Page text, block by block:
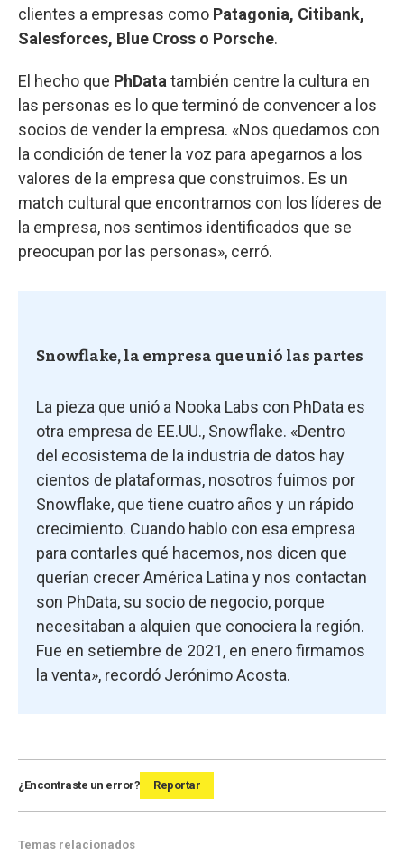
clientes a empresas como Patagonia, Citibank,
Salesforces, Blue Cross o Porsche.
El hecho que PhData también centre la cultura en
las personas es lo que terminó de convencer a los
socios de vender la empresa. «Nos quedamos con
la condición de tener la voz para apegarnos a los
valores de la empresa que construimos. Es un
match cultural que encontramos con los líderes de
la empresa, nos sentimos identificados que se
preocupan por las personas», cerró.
Snowflake, la empresa que unió las partes
La pieza que unió a Nooka Labs con PhData es
otra empresa de EE.UU., Snowflake. «Dentro
del ecosistema de la industria de datos hay
cientos de plataformas, nosotros fuimos por
Snowflake, que tiene cuatro años y un rápido
crecimiento. Cuando hablo con esa empresa
para contarles qué hacemos, nos dicen que
querían crecer América Latina y nos contactan
son PhData, su socio de negocio, porque
necesitaban a alquien que conociera la región.
Fue en setiembre de 2021, en enero firmamos
la venta», recordó Jerónimo Acosta.
¿Encontraste un error? Reportar
Temas relacionados